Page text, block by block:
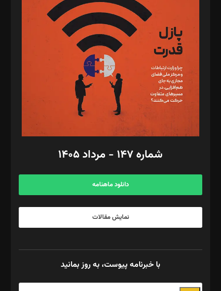
د‌بیر تحریریه آنلاین: بابک نقاش
تحریریه‌: مجتبی محمود‌ی، آرش برهمند، یسنا امان‌پور، سروش کرمیان،
مصطفی مسجدی آرانی، ابوالفضل رجبی، زهرا فکرانه، فائزه فتحی
رستمی،مصطفی باستان
ویرایش: نگار استاد‌‌آقا
طراح یونیفرم: مجید توکلی
فیلمبرداری و عکاسی: امیر شفیعی، مانی لطفی زاده
گرافیک و صفحه‌آرایی: سید‌سبحان‌علی ثابت
مد‌یر توسعه تجاری: کامبیز برید‌
امور مالی: شاپور رهبری، محمد‌ کاظمی‌نیا
آگهی و مشترکین: ۰۹۱۹۹۹۹۰۴۵۴
شماره ۱۴۷ - مرداد ۱۴۰۵
دانلود ماهنامه
نمایش مقالات
با خبرنامه پیوست، به روز بمانید